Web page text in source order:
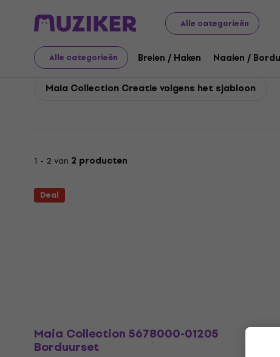
Alle categorieën
Alle categorieën Breien / Haken Naaien /
Maia Collection
Maia Collection Creatie volgens het sjabloon
1 - 2 van 2 producten
Deal
Maia Collection 5678000-01205
Borduurset